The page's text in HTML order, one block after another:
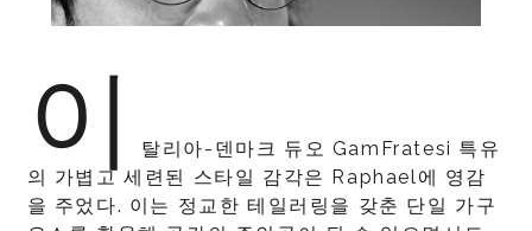
이
탈리아-덴마크 듀오 GamFratesi 특유
의 가볍고 세련된 스타일 감각은 Raphael에 영감
을 주었다. 이는 정교한 테일러링을 갖춘 단일 가구